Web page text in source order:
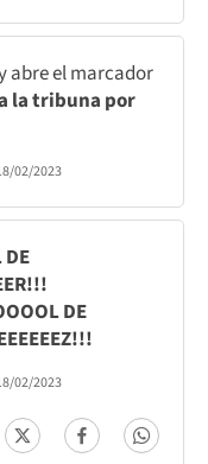
abre el marcador
la tribuna por
02/2023
DE
DE
02/2023